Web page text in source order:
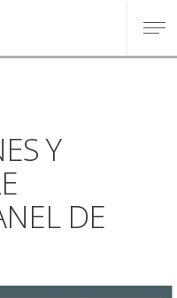
Y
DE